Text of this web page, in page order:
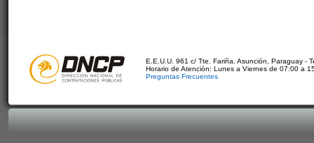
E.E.U.U. 961 c/ Tte. Fariña. Asunción, Paraguay -
Horario de Atención: Lunes a Viernes de 07:00 a
Preguntas Frecuentes